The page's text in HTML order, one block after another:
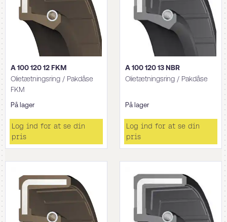
A 100 120 12 FKM
Olietætningsring / Pakdåse
FKM
På lager
Log ind for at se din
pris
A 100 120 13 NBR
Olietætningsring / Pakdåse
På lager
Log ind for at se din
pris